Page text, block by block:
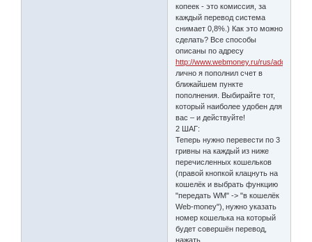
копеек - это комиссия, за
каждый перевод система
снимает 0,8%.) Как это можно
сделать? Все способы
описаны по адресу
http://www.webmoney.ru/rus/addfunds/.,
лично я пополнил счет в
ближайшем пункте
пополнения. Выбирайте тот,
который наиболее удобен для
вас – и действуйте!
2 ШАГ:
Теперь нужно перевести по 3
гривны на каждый из ниже
перечисленных кошельков
(правой кнопкой клацнуть на
кошелёк и выбрать функцию
"передать WM" -> "в кошелёк
Web-money")‚ нужно указать
номер кошелька на который
будет совершён перевод,
нажать